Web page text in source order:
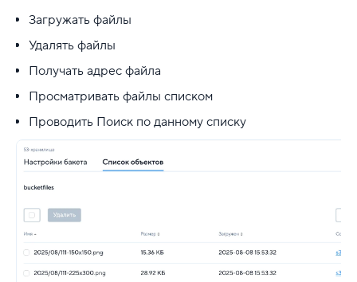
Загружать файлы
Удалять файлы
Получать адрес файла
Просматривать файлы списком
Проводить Поиск по данному списку